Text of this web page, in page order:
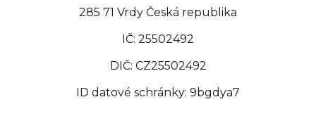
285 71 Vrdy Česká republika
IČ: 25502492
DIČ: CZ25502492
ID datové schránky: 9bgdya7